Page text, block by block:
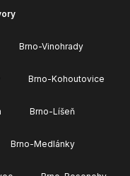
Brno-Vinohrady
Brno-Kohoutovice
Brno-Líšeň
Brno-Medlánky